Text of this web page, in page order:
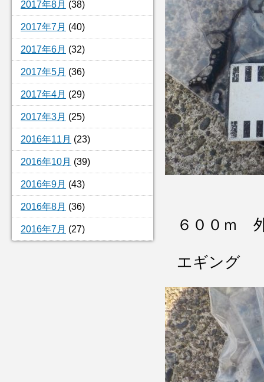
2017年8月 (38)
2017年7月 (40)
2017年6月 (32)
2017年5月 (36)
2017年4月 (29)
2017年3月 (25)
2016年11月 (23)
2016年10月 (39)
2016年9月 (43)
2016年8月 (36)
2016年7月 (27) ６００ｍ
エギング